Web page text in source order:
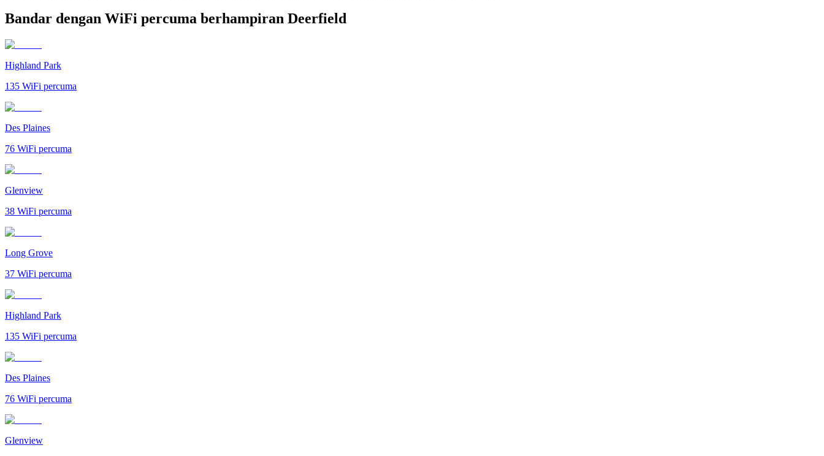
Bandar dengan WiFi percuma berhampiran Deerfield
Highland Park
135 WiFi percuma
Des Plaines
76 WiFi percuma
Glenview
38 WiFi percuma
Long Grove
37 WiFi percuma
Highland Park
135 WiFi percuma
Des Plaines
76 WiFi percuma
Glenview